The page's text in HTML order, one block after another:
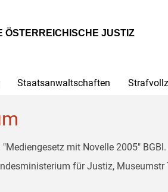
ÖSTERREICHISCHE JUSTIZ
Staatsanwaltschaften
mit Novelle 2005"
für Justiz, Museumstr